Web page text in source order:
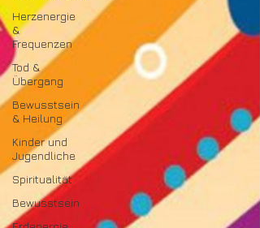
Herzenergie
&
Frequenzen
Tod &
Übergang
Bewusstsein
& Heilung
Kinder und
Jugendliche
Spiritualität
Bewusstsein